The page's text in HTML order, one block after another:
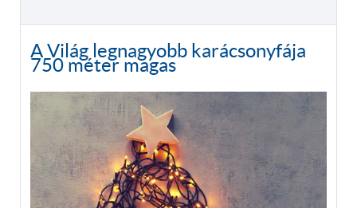
A Világ legnagyobb karácsonyfája
750 méter magas